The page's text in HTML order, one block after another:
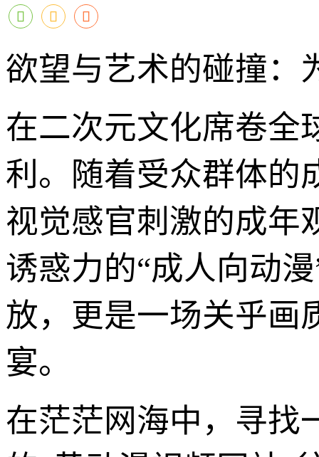
欲望与艺术的碰撞：
在二次元文化席卷全
利。随着受众群体的
视觉感官刺激的成年
诱惑力的“成人向动
放，更是一场关乎画
宴。
在茫茫网海中，寻找